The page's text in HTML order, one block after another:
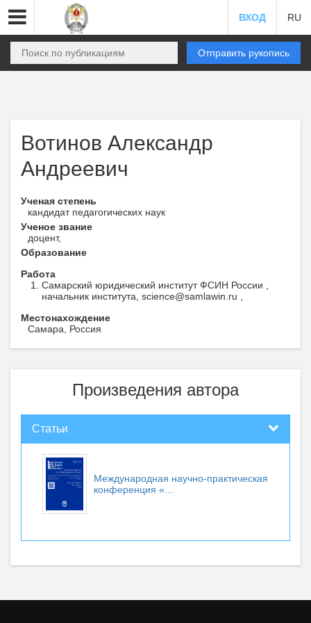
ВХОД RU
Отправить рукопись
Вотинов Александр
Андреевич
Ученая степень
кандидат педагогических наук
Ученое звание
доцент,
Образование
Работа
Самарский юридический институт ФСИН России ,
начальник института, science@samlawin.ru ,
Местонахождение
Самара, Россия
Произведения автора
Статьи
Международная научно-практическая
конференция «...